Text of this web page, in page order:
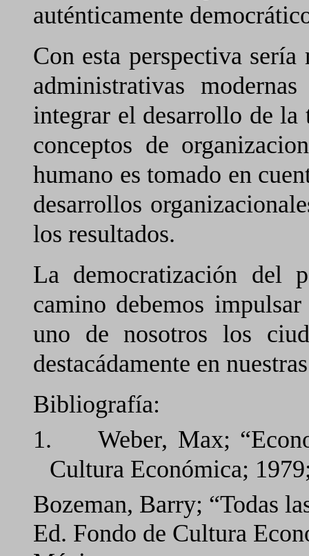
auténticamente
Con esta perspectiva sería
administrativas
integrar el desarrollo de
conceptos de
humano es tomado en
desarrollos
los resultados.
La democratización del
camino debemos
uno de nosotros los
destacádamente en
Bibliografía:
1.
Weber, Max;
Cultura Económica;
Bozeman, Barry; “Todas
Ed. Fondo de Cultura